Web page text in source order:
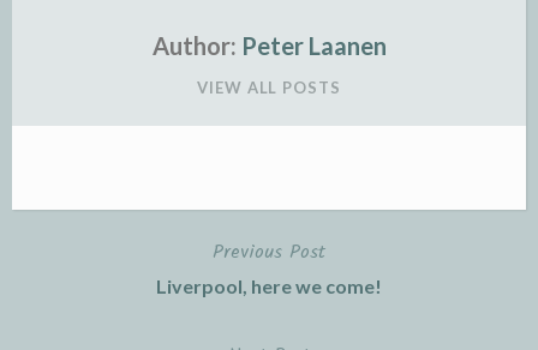
Author: Peter Laanen
VIEW ALL POSTS
Previous Post
Liverpool, here we come!